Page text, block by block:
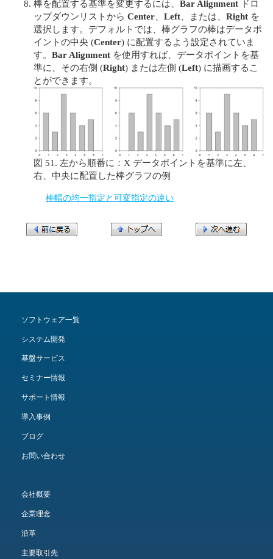
棒を配置する基準を変更するには、 Bar Alignment ドロ
ップダウンリストから Center Left 、または、 Right を
選択します。デフォルトでは、棒グラフの棒はデータポ
イントの中央 (Center) に配置するよう設定されていま
す。 Bar Alignment を使用すれば、データポイントを基
準に、その右側 (Right) または左側 (Left) に描画するこ
とができます。
図 51. 左から順番に：X データポイントを基準に左、
右、中央に配置した棒グラフの例
棒幅の均一指定と可変指定の違い
ソフトウェア一覧
システム開発
基盤サービス
セミナー情報
サポート情報
導入事例
ブログ
お問い合わせ
会社概要
企業理念
沿革
主要取引先